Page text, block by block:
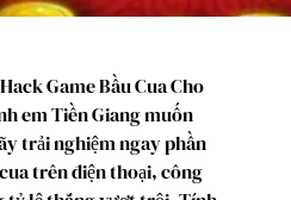
Game Bầu Cua Cho
em Tiền Giang muốn
trải nghiệm ngay phần
trên điện thoại, công